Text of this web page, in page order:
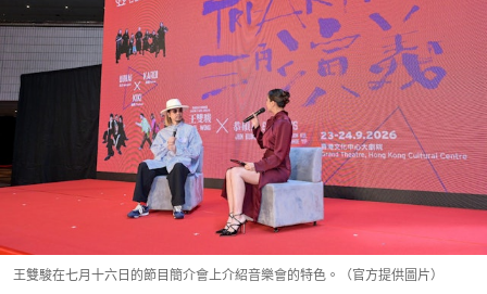
王雙駿在七月十六日的節目簡介會上介紹音樂會的特色。（官方提供圖片）